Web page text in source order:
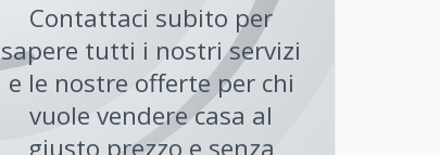
Contattaci subito per
sapere tutti i nostri servizi
e le nostre offerte per chi
vuole vendere casa al
giusto prezzo e senza